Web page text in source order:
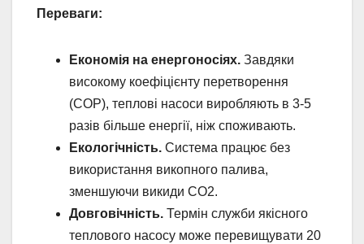
Переваги:
Економія на енергоносіях. Завдяки
високому коефіцієнту перетворення
(COP), теплові насоси виробляють в 3-5
разів більше енергії, ніж споживають.
Екологічність. Система працює без
використання викопного палива,
зменшуючи викиди СО2.
Довговічність. Термін служби якісного
теплового насосу може перевищувати 20